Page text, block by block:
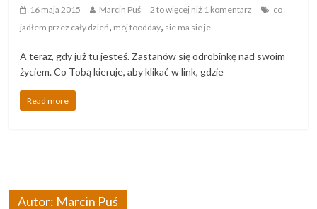
16 maja 2015 Marcin Puś 2 to więcej niż 1 komentarz
co
jadłem przez cały dzień, mój foodday, sie ma sie je
A teraz, gdy już tu jesteś. Zastanów się odrobinkę nad swoim
życiem. Co Tobą kieruje, aby klikać w link, gdzie
Read more
Autor: Marcin Puś